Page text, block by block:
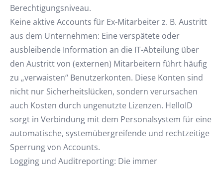
Berechtigungsniveau.
Keine aktive Accounts für Ex-Mitarbeiter z. B. Austritt
aus dem Unternehmen: Eine verspätete oder
ausbleibende Information an die IT-Abteilung über
den Austritt von (externen) Mitarbeitern führt häufig
zu „verwaisten“ Benutzerkonten. Diese Konten sind
nicht nur Sicherheitslücken, sondern verursachen
auch Kosten durch ungenutzte Lizenzen. HelloID
sorgt in Verbindung mit dem Personalsystem für eine
automatische, systemübergreifende und rechtzeitige
Sperrung von Accounts.
Logging und Auditreporting: Die immer